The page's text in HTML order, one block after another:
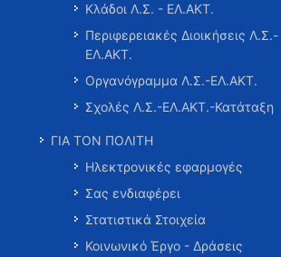
Κλάδοι Λ.Σ. - ΕΛ.ΑΚΤ.
Περιφερειακές Διοικήσεις Λ.Σ.-
ΕΛ.ΑΚΤ.
Οργανόγραμμα Λ.Σ.-ΕΛ.ΑΚΤ.
Σχολές Λ.Σ.-ΕΛ.ΑΚΤ.-Κατάταξη
ΓΙΑ ΤΟΝ ΠΟΛΙΤΗ
Ηλεκτρονικές εφαρμογές
Σας ενδιαφέρει
Στατιστικά Στοιχεία
Κοινωνικό Έργο - Δράσεις